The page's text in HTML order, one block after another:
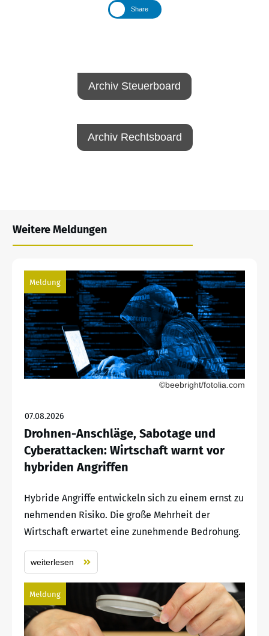
Share
Archiv Steuerboard
Archiv Rechtsboard
Weitere Meldungen
Meldung
©beebright/fotolia.com
07.08.2026
Drohnen-Anschläge, Sabotage und
Cyberattacken: Wirtschaft warnt vor
hybriden Angriffen
Hybride Angriffe entwickeln sich zu einem ernst zu
nehmenden Risiko. Die große Mehrheit der
Wirtschaft erwartet eine zunehmende Bedrohung.
weiterlesen
Meldung